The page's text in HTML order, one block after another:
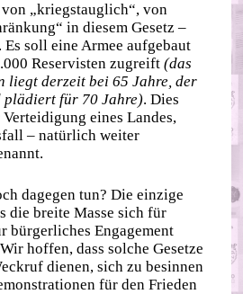
„kriegstauglich“, von
in diesem Gesetz –
soll eine Armee aufgebaut
Reservisten zugreift(das
liegt derzeit bei 65 Jahre, der
plädiert für 70 Jahre). Dies
eines Landes,
– natürlich weiter
dagegen tun? Die einzige
die breite Masse sich für
bürgerliches Engagement
hoffen, dass solche Gesetze
dienen, sich zu besinnen
für den Frieden